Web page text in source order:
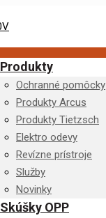
Produkty
Ochranné pomôcky
Produkty Arcus
Produkty Tietzsch
Elektro odevy
Revízne prístroje
Služby
Novinky
Skúšky OPP